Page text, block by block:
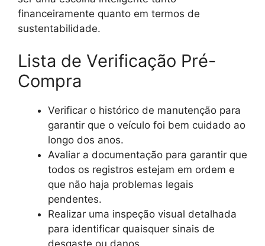
financeiramente quanto em termos de
sustentabilidade.
Lista de Verificação Pré-
Compra
Verificar o histórico de manutenção para
garantir que o veículo foi bem cuidado ao
longo dos anos.
Avaliar a documentação para garantir que
todos os registros estejam em ordem e
que não haja problemas legais
pendentes.
Realizar uma inspeção visual detalhada
para identificar quaisquer sinais de
desgaste ou danos.